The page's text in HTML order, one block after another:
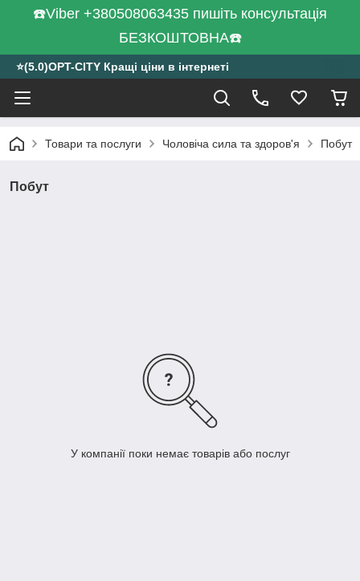
☎️Viber +380508063435 пишіть консультація
БЕЗКОШТОВНА☎️
⭐️(5.0)OPT-CITY Кращі ціни в інтернеті
Товари та послуги Чоловіча сила та здоров'я Побут
Побут
У компанії поки немає товарів або послуг